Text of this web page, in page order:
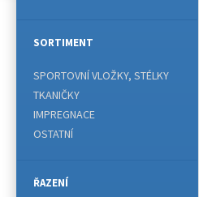
SORTIMENT
SPORTOVNÍ VLOŽKY, STÉLKY
TKANIČKY
IMPREGNACE
OSTATNÍ
ŘAZENÍ